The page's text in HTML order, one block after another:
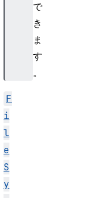
で
き
ま
す
。
F
i
l
e
S
y